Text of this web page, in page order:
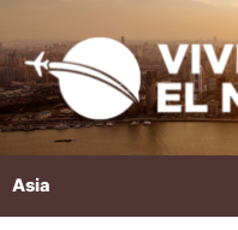
al
contenido
Asia